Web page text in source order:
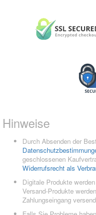
Hinweise
Durch Absenden der
geschlossenen
Widerrufsrecht als
Digitale Produkte
Versand-Produkte
Zahlungseingang